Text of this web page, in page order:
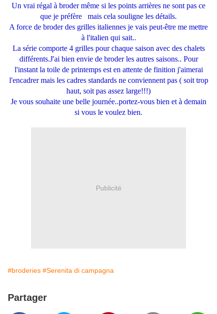
Un vrai régal à broder même si les points arrières ne sont pas ce
que je préfère mais cela souligne les détails.
A force de broder des grilles italiennes je vais peut-être me mettre
à l'italien qui sait..
La série comporte 4 grilles pour chaque saison avec des chalets
différents.J'ai bien envie de broder les autres saisons.. Pour
l'instant la toile de printemps est en attente de finition j'aimerai
l'encadrer mais les cadres standards ne conviennent pas ( soit trop
haut, soit pas assez large!!!)
Je vous souhaite une belle journée..portez-vous bien et à demain
si vous le voulez bien.
Publicité
#broderies #Serenita di campagna
Partager